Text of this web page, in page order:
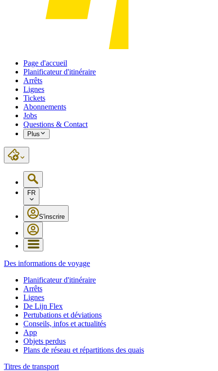
Page d'accueil
Planificateur d'itinéraire
Arrêts
Lignes
Tickets
Abonnements
Jobs
Questions & Contact
Plus
FR
S'inscrire
Des informations de voyage
Planificateur d'itinéraire
Arrêts
Lignes
De Lijn Flex
Pertubations et déviations
Conseils, infos et actualités
App
Objets perdus
Plans de réseau et répartitions des quais
Titres de transport